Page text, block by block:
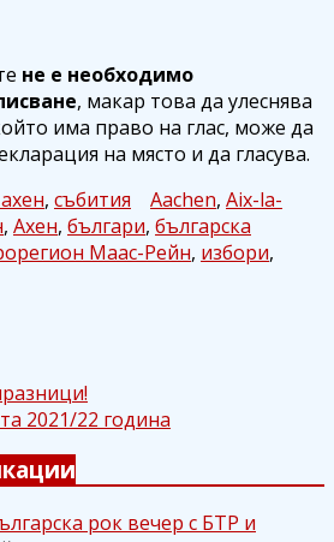
не е необходимо
, макар това да улеснява
има право на глас, може да
на място и да гласува.
, събития Aachen, Aix-la-
, Ахен, българи, българска
Маас-Рейн, избори,
2021/22 година
рок вечер с БТР и